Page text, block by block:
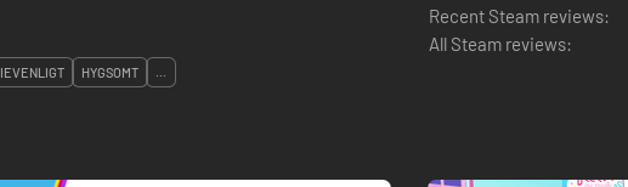
Recent Steam reviews:
All Steam reviews:
HYGSOMT ...